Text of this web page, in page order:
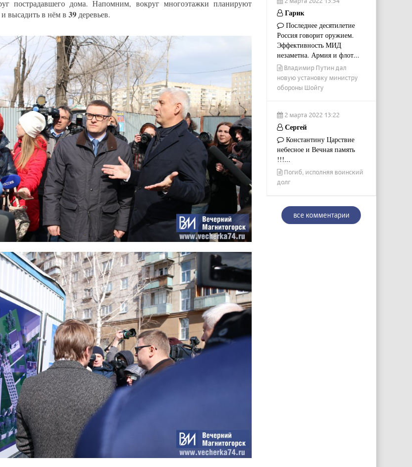
пострадавшего дома. Напомним, вокруг многоэтажки планируют
высадить в нём в 39 деревьев. Гарик
Последнее десятилетие
Россия говорит оружием.
Эффективность МИД
незаметна. Армия и флот...
Владимир Путин дал
новую установку министру
обороны Шойгу
2 марта 2022 13:22
Сергей
Константину Царствие
небесное и Вечная память
!!!...
Погиб, исполняя воинский
долг
все комментарии